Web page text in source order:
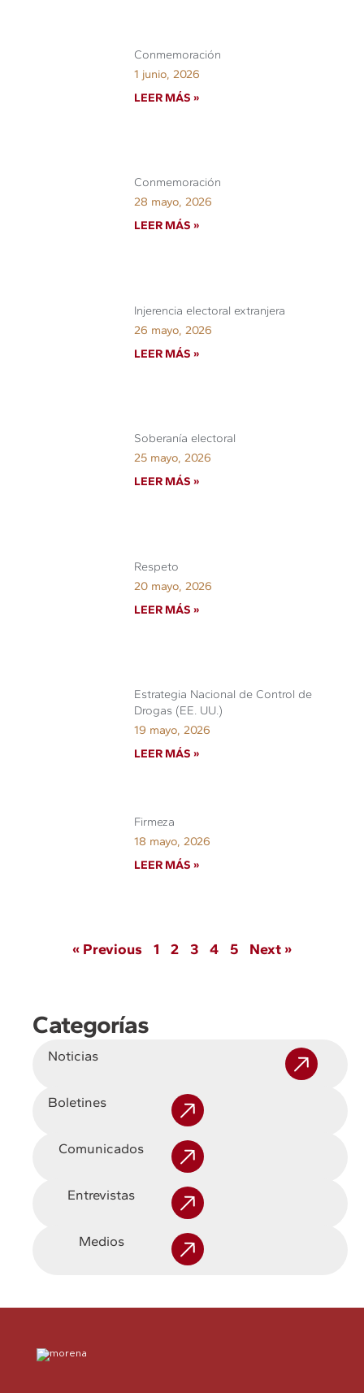
Conmemoración
1 junio, 2026
LEER MÁS »
Conmemoración
28 mayo, 2026
LEER MÁS »
Injerencia electoral extranjera
26 mayo, 2026
LEER MÁS »
Soberanía electoral
25 mayo, 2026
LEER MÁS »
Respeto
20 mayo, 2026
LEER MÁS »
Estrategia Nacional de Control de
Drogas (EE. UU.)
19 mayo, 2026
LEER MÁS »
Firmeza
18 mayo, 2026
LEER MÁS »
« Previous 1 2 3 4 5 Next »
Categorías
Noticias
Boletines
Comunicados
Entrevistas
Medios